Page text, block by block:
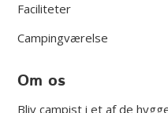
Faciliteter
Campingværelse
Om os
Bliv campist i et af de